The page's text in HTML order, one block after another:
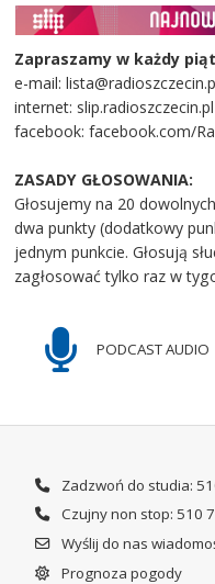
Zapraszamy w każdy
e-mail:
internet: slip.radioszczecin.pl
facebook: facebook.com/
ZASADY GŁOSOWANIA:
Głosujemy na 20
dwa punkty (dodatkowy
jednym punkcie. Głosują
zagłosować tylko raz w
PODCAST AUDIO
Zadzwoń do studia:
Czujny non stop: 510
Wyślij do nas
Prognoza pogody